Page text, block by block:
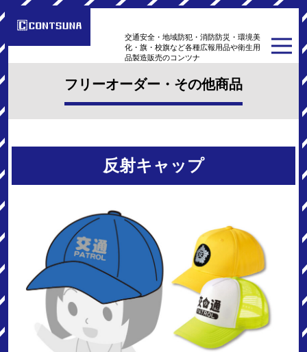
交通安全・地域防犯・消防防災・環境美
化・旗・校旗など各種広報用品や衛生用
品製造販売のコンツナ
フリーオーダー・その他商品
反射キャップ